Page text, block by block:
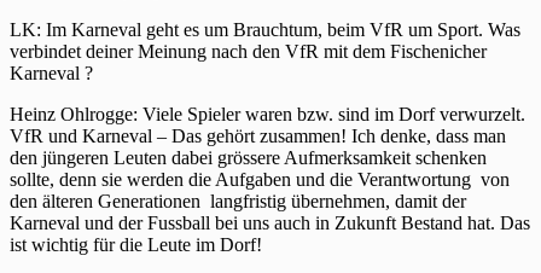
LK: Im Karneval geht es um Brauchtum, beim VfR um Sport. Was
verbindet deiner Meinung nach den VfR mit dem Fischenicher
Karneval ?
Heinz Ohlrogge: Viele Spieler waren bzw. sind im Dorf verwurzelt.
VfR und Karneval – Das gehört zusammen! Ich denke, dass man
den jüngeren Leuten dabei grössere Aufmerksamkeit schenken
sollte, denn sie werden die Aufgaben und die Verantwortung von
den älteren Generationen langfristig übernehmen, damit der
Karneval und der Fussball bei uns auch in Zukunft Bestand hat. Das
ist wichtig für die Leute im Dorf!